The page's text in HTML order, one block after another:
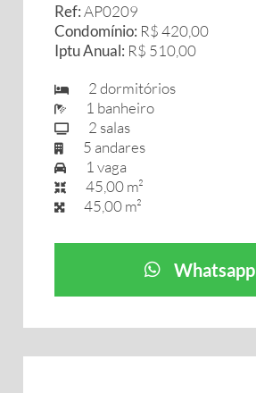
Ref:AP0209
Condomínio: R$ 420,00
Iptu Anual: R$ 510,00
2 dormitórios
1 banheiro
2 salas
5 andares
1 vaga
45,00 m²
45,00 m²
Whatsapp